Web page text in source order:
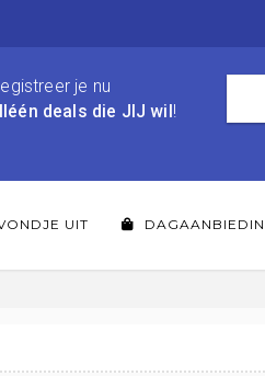
je nu
deals die JIJ wil !
UIT